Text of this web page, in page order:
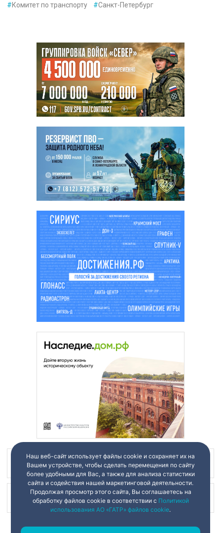
#Комитет по транспорту #Санкт-Петербург
Наш канал в
Наш канал в
Наш веб-сайт использует файлы cookie и сохраняет их на
Вашем устройстве, чтобы сделать перемещения по сайту
более удобными для Вас, а также для анализа статистики
сайта и содействия нашей маркетинговой деятельности.
Продолжая просмотр этого сайта, Вы соглашаетесь на
обработку файлов cookie в соответствии с Политикой
использования АО «ГАТР» файлов cookie.